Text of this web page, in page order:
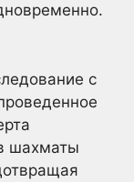
с
шахматы